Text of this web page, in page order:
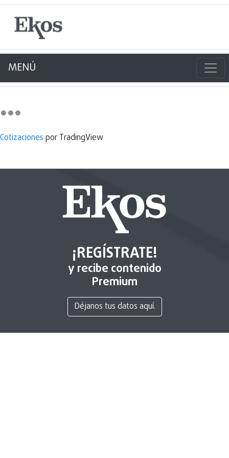
MENÚ
Cotizaciones por TradingView
¡REGÍSTRATE!
y recibe contenido
Premium
Déjanos tus datos aquí.